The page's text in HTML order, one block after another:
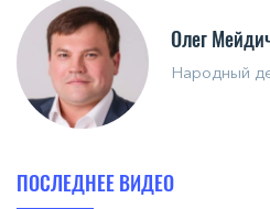
Олег
Народный
ПОСЛЕДНЕЕ ВИДЕО